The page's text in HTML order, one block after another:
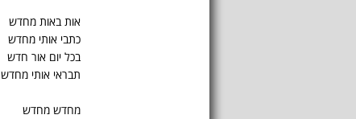
אות באות מחדש
כתבי אותי מחדש
בכל יום אור חדש
תבראי אותי מחדש
מחדש מחדש